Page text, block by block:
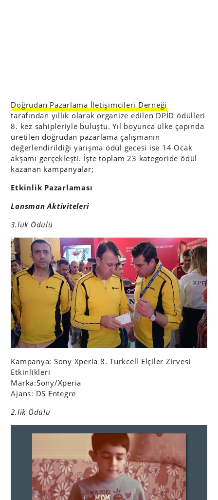
Doğrudan Pazarlama İletişimcileri Derneği
tarafından yıllık olarak organize edilen DPİD ödülleri
8. kez sahipleriyle buluştu. Yıl boyunca ülke çapında
üretilen doğrudan pazarlama çalışmanın
değerlendirildiği yarışma ödül gecesi ise 14 Ocak
akşamı gerçekleşti. İşte toplam 23 kategoride ödül
kazanan kampanyalar;
Etkinlik Pazarlaması
Lansman Aktiviteleri
3.lük Ödülü
Kampanya: Sony Xperia 8. Turkcell Elçiler Zirvesi
Etkinlikleri
Marka:Sony/Xperia
Ajans: DS Entegre
2.lik Ödülü